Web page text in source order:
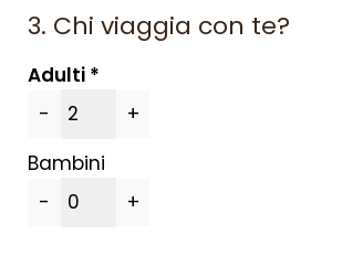
SU DI NOI
OFFERTE
3. Chi viaggia con te?
Adulti
-
+
Bambini
-
+